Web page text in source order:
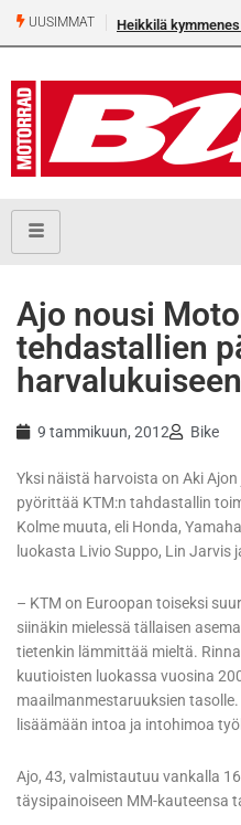
UUSIMMAT Heikkilä
Ajo nousi
tehdastallien
9 tammikuun, 2012 Bike
Yksi näistä harvoista on Aki
pyörittää KTM:n tahdastallin
Kolme muuta, eli Honda,
luokasta Livio Suppo, Lin Jarvis
– KTM on Euroopan toiseksi
siinäkin mielessä tällaisen
tietenkin lämmittää mieltä.
kuutioisten luokassa vuosina
maailmanmestaruuksien
lisäämään intoa ja intohimoa
Ajo, 43, valmistautuu vankalla
täysipainoiseen MM-kauteensa